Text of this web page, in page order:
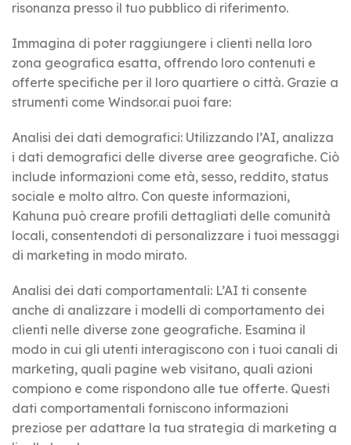
risonanza presso il tuo pubblico di riferimento.
Immagina di poter raggiungere i clienti nella loro
zona geografica esatta, offrendo loro contenuti e
offerte specifiche per il loro quartiere o città. Grazie a
strumenti come Windsor.ai puoi fare:
Analisi dei dati demografici: Utilizzando l’AI, analizza
i dati demografici delle diverse aree geografiche. Ciò
include informazioni come età, sesso, reddito, status
sociale e molto altro. Con queste informazioni,
Kahuna può creare profili dettagliati delle comunità
locali, consentendoti di personalizzare i tuoi messaggi
di marketing in modo mirato.
Analisi dei dati comportamentali: L’AI ti consente
anche di analizzare i modelli di comportamento dei
clienti nelle diverse zone geografiche. Esamina il
modo in cui gli utenti interagiscono con i tuoi canali di
marketing, quali pagine web visitano, quali azioni
compiono e come rispondono alle tue offerte. Questi
dati comportamentali forniscono informazioni
preziose per adattare la tua strategia di marketing a